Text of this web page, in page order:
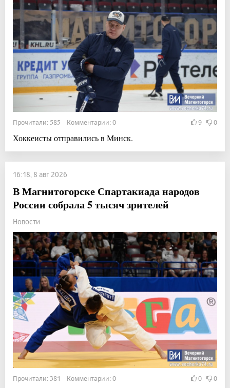
Прочитали: 585 Комментарии: 0 9 0
Хоккеисты отправились в Минск.
16:18, 8 авг 2026
В Магнитогорске Спартакиада народов
России собрала 5 тысяч зрителей
Новости
Прочитали: 381 Комментарии: 0 0 0